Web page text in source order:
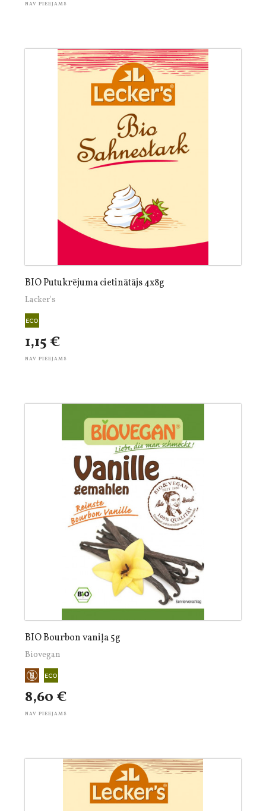
NAV PIEEJAMS
BIO Putukrējuma cietinātājs 4x8g
Lacker's
1,15 €
NAV PIEEJAMS
BIO Bourbon vaniļa 5g
Biovegan
8,60 €
NAV PIEEJAMS